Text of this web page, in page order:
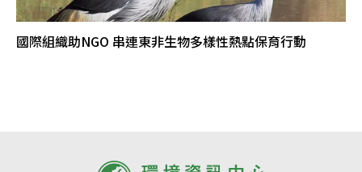
國際組織助NGO 串連東非生物多樣性熱點保育行動